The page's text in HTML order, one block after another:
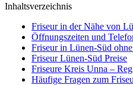
Inhaltsverzeichnis
Friseur in der Nähe von
Öffnungszeiten und
Friseur in Lünen-Süd
Friseur Lünen-Süd Preise
Friseure Kreis Unna –
Häufige Fragen zum